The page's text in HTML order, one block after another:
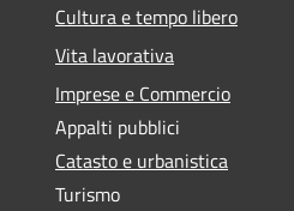
Cultura e tempo libero
Vita lavorativa
Imprese e Commercio
Appalti pubblici
Catasto e urbanistica
Turismo